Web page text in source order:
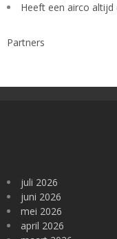
Heeft een airco altijd
Partners
juli 2026
juni 2026
mei 2026
april 2026